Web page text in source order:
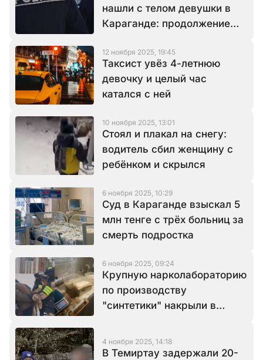
нашли с телом девушки в
Караганде: продолжение
12 ноября 2025, 19:45
Таксист увёз 4-летнюю
девочку и целый час
катался с ней
10 ноября 2025, 13:01
Стоял и плакал на снегу:
водитель сбил женщину с
ребёнком и скрылся
6 ноября 2025, 10:29
Суд в Караганде взыскал 5
млн тенге с трёх больниц за
смерть подростка
6 ноября 2025, 09:24
Крупную нарколабораторию
по производству
"синтетики" накрыли в
4 ноября 2025, 14:18
В Темиртау задержали 20-